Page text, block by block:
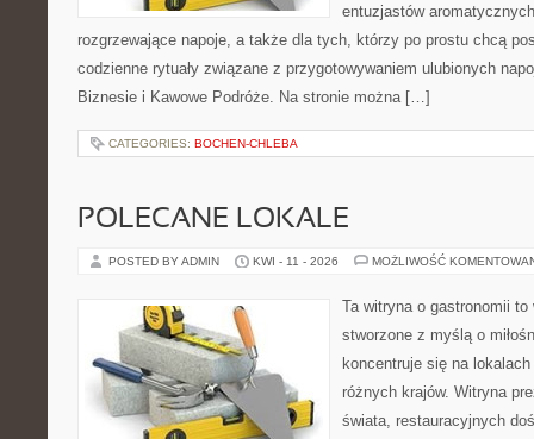
entuzjastów
rozgrzewające napoje, a także dla tych, którzy po prostu chcą
codzienne rytuały związane z przygotowywaniem ulubionych
Biznesie i Kawowe Podróże. Na stronie można […]
CATEGORIES: BOCHEN-CHLEBA
POLECANE LOKALE
POSTED BY ADMIN KWI - 11 - 2026 MOŻLIWOŚĆ
Ta witryna o gastronomii
stworzone z myślą o
koncentruje się na
różnych krajów. Witryna
świata, restauracyjnych